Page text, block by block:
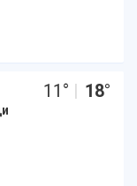
11 ° | 18°